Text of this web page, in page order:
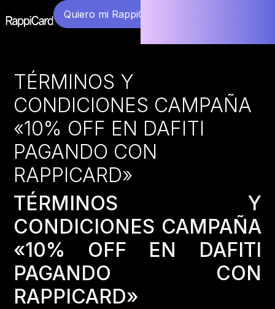
Quiero mi RappiCard
TÉRMINOS Y
CONDICIONES CAMPAÑA
«10% OFF EN DAFITI
PAGANDO CON
RAPPICARD»
TÉRMINOS Y
CONDICIONES CAMPAÑA
«10% OFF EN DAFITI
PAGANDO CON
RAPPICARD»